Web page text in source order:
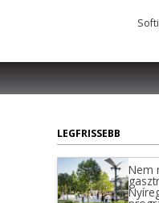
LEGFRISSEBB
Nem